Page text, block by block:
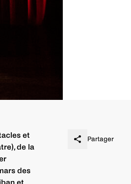
et
de la
des
et
Partager